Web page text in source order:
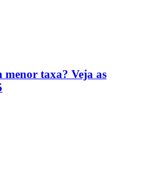
taxa? Veja as